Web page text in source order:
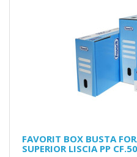
FAVORIT BOX BUSTA
SUPERIOR LISCIA PP